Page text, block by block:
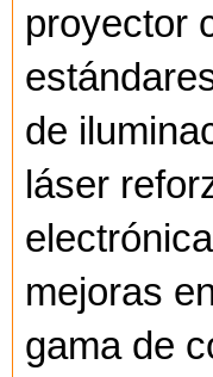
proyector
de
láser
mejoras
gama de